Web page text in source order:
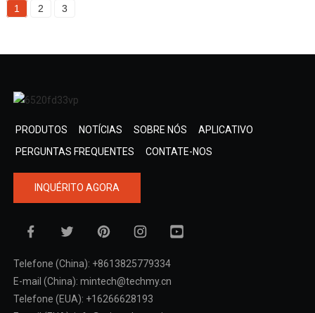
1 2 3
PRODUTOS NOTÍCIAS SOBRE NÓS
APLICATIVO
PERGUNTAS FREQUENTES
CONTATE-NOS
INQUÉRITO AGORA
Telefone (China): +8613825779334
E-mail (China): mintech@techmy.cn
Telefone (EUA): +16266628193